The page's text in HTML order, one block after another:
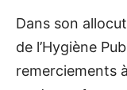
Dans son
de l’Hygiène
remerciements